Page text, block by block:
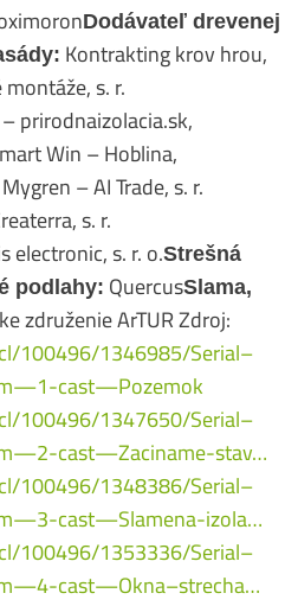
Dodávateľ drevenej
Kontrakting krov hrou,
s. r.
prirodnaizolacia.sk,
Win – Hoblina,
Mygren – AI Trade, s. r.
s. r.
electronic, s. r. o.Strešná
podlahy: QuercusSlama,
združenie ArTUR Zdroj:
100496/1346985/Serial–
cast—Pozemok
100496/1347650/Serial–
cast—Zaciname-stav…
100496/1348386/Serial–
cast—Slamena-izola…
100496/1353336/Serial–
cast—Okna–strecha…